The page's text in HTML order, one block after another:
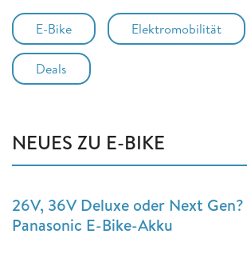
E-Bike Elektromobilität
Deals
NEUES ZU E-BIKE
26V, 36V Deluxe oder Next
Panasonic E-Bike-Akku